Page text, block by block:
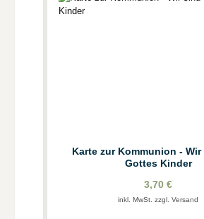
Karte zur Kommunion -
Gottes Kinder
3,70 €
inkl. MwSt. zzgl. Versand